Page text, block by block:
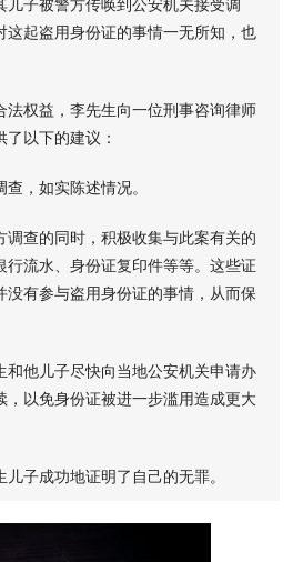
儿子被警方传唤到公安机关接受调
这起盗用身份证的事情一无所知，也
法权益，李先生向一位刑事咨询律师
以下的建议：
，如实陈述情况。
调查的同时，积极收集与此案有关的
行流水、身份证复印件等等。这些证
没有参与盗用身份证的事情，从而保
和他儿子尽快向当地公安机关申请办
，以免身份证被进一步滥用造成更大
子成功地证明了自己的无罪。